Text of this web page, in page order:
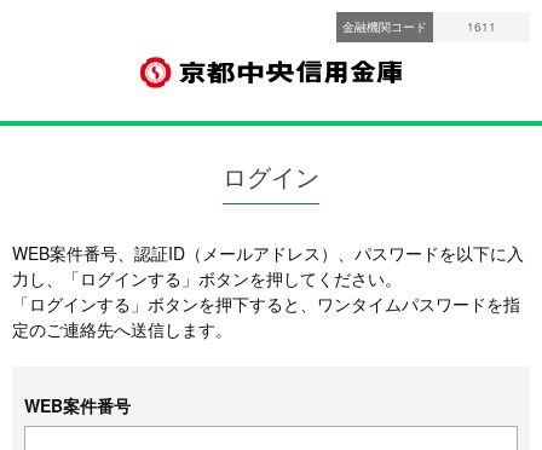
金融機関コード 1611
ログイン
WEB案件番号、認証ID（メールアドレス）、パスワードを以下に入
力し、「ログインする」ボタンを押してください。
「ログインする」ボタンを押下すると、ワンタイムパスワードを指
定のご連絡先へ送信します。
WEB案件番号